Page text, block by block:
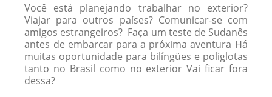
Você está planejando trabalhar no exterior?
Viajar para outros países? Comunicar-se com
amigos estrangeiros? Faça um teste de Sudanês
antes de embarcar para a próxima aventura Há
muitas oportunidade para bilíngües e poliglotas
tanto no Brasil como no exterior Vai ficar fora
dessa?